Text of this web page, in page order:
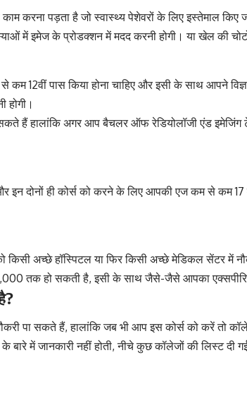
करना पड़ता है जो स्वास्थ्य पेशेवरों के लिए इस्तेमाल
में इमेज के प्रोडक्शन में मदद करनी होगी। या खेल की
पास किया होना चाहिए और इसी के साथ आपने
होगी।
हैं हालांकि अगर आप बैचलर ऑफ रेडियोलॉजी एंड इमेजिंग
दोनों ही कोर्स को करने के लिए आपकी एज कम से कम 17
अच्छे हॉस्पिटल या फिर किसी अच्छे मेडिकल सेंटर में
तक हो सकती है, इसी के साथ जैसे-जैसे आपका
पा सकते हैं, हालांकि जब भी आप इस कोर्स को करें तो
में जानकारी नहीं होती, नीचे कुछ कॉलेजों की लिस्ट दी